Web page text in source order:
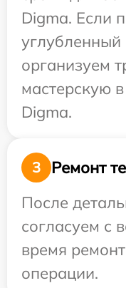
Digma. Если
организуем
мастерскую
Digma.
3
Ремонт
После
согласуем с
время
операции.